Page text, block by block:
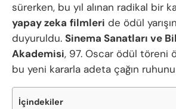
sürerken, bu yıl alınan radikal bir
yapay zeka filmleri de ödül
duyuruldu. Sinema Sanatları ve
Akademisi, 97. Oscar ödül töreni
bu yeni kararla adeta çağın ruhunu
İçindekiler